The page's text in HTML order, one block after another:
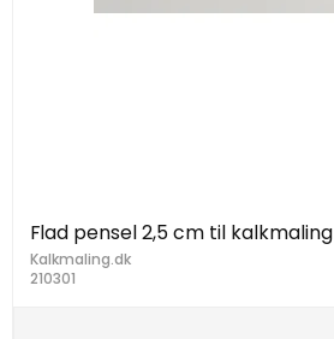
Flad pensel 2,5 cm til kalkmaling
Kalkmaling.dk
210301